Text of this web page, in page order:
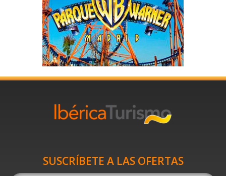
SUSCRÍBETE A LAS OFERTAS